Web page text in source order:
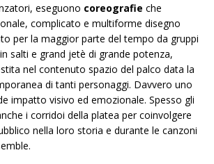
eseguono coreografie che
complicato e multiforme disegno
per la maggior parte del tempo da gruppi
salti e grand jetè di grande potenza,
nel contenuto spazio del palco data la
di tanti personaggi. Davvero uno
impatto visivo ed emozionale. Spesso gli
i corridoi della platea per coinvolgere
nella loro storia e durante le canzoni